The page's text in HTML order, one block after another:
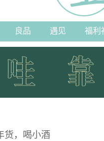
良品 遇见 福利
货，喝小酒